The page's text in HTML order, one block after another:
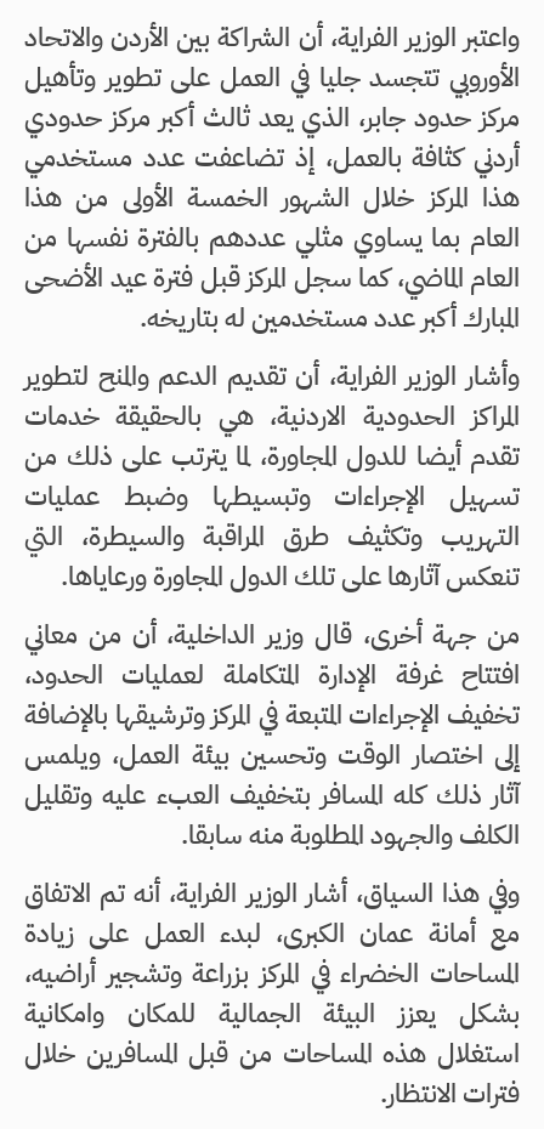
واعتبر الوزير الفراية، أن الشراكة بين الأردن والاتحاد
الأوروبي تتجسد جليا في العمل على تطوير وتأهيل
مركز حدود جابر، الذي يعد ثالث أكبر مركز حدودي
أردني كثافة بالعمل، إذ تضاعفت عدد مستخدمي
هذا المركز خلال الشهور الخمسة الأولى من هذا
العام بما يساوي مثلي عددهم بالفترة نفسها من
العام الماضي، كما سجل المركز قبل فترة عيد الأضحى
المبارك أكبر عدد مستخدمين له بتاريخه.
وأشار الوزير الفراية، أن تقديم الدعم والمنح لتطوير
المراكز الحدودية الاردنية، هي بالحقيقة خدمات
تقدم أيضا للدول المجاورة، لما يترتب على ذلك من
تسهيل الإجراءات وتبسيطها وضبط عمليات
التهريب وتكثيف طرق المراقبة والسيطرة، التي
تنعكس آثارها على تلك الدول المجاورة ورعاياها.
من جهة أخرى، قال وزير الداخلية، أن من معاني
افتتاح غرفة الإدارة المتكاملة لعمليات الحدود،
تخفيف الإجراءات المتبعة في المركز وترشيقها بالإضافة
إلى اختصار الوقت وتحسين بيئة العمل، ويلمس
آثار ذلك كله المسافر بتخفيف العبء عليه وتقليل
الكلف والجهود المطلوبة منه سابقا.
وفي هذا السياق، أشار الوزير الفراية، أنه تم الاتفاق
مع أمانة عمان الكبرى، لبدء العمل على زيادة
المساحات الخضراء في المركز بزراعة وتشجير أراضيه،
بشكل يعزز البيئة الجمالية للمكان وامكانية
استغلال هذه المساحات من قبل المسافرين خلال
فترات الانتظار.